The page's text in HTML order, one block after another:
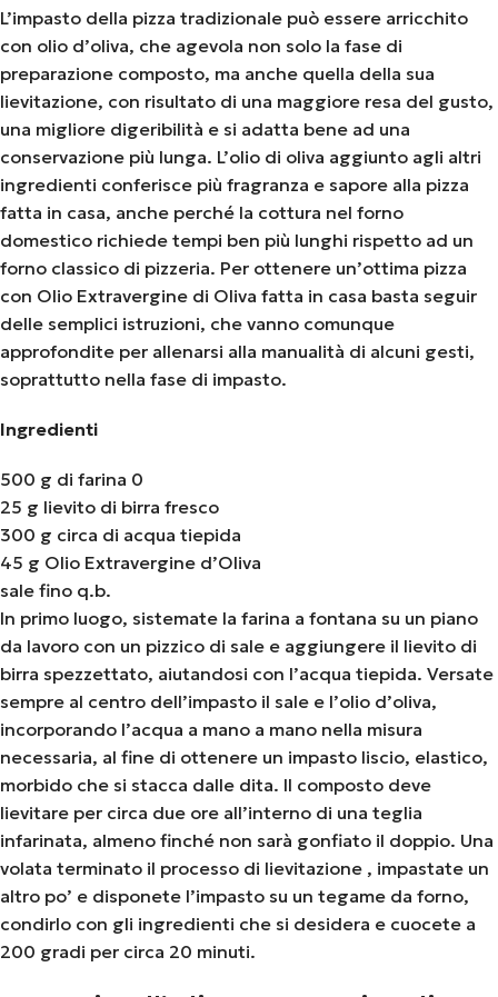
L’impasto della pizza tradizionale può essere arricchito
con olio d’oliva, che agevola non solo la fase di
preparazione composto, ma anche quella della sua
lievitazione, con risultato di una maggiore resa del gusto,
una migliore digeribilità e si adatta bene ad una
conservazione più lunga. L’olio di oliva aggiunto agli altri
ingredienti conferisce più fragranza e sapore alla pizza
fatta in casa, anche perché la cottura nel forno
domestico richiede tempi ben più lunghi rispetto ad un
forno classico di pizzeria. Per ottenere un’ottima pizza
con Olio Extravergine di Oliva fatta in casa basta seguir
delle semplici istruzioni, che vanno comunque
approfondite per allenarsi alla manualità di alcuni gesti,
soprattutto nella fase di impasto.
Ingredienti
500 g di farina 0
25 g lievito di birra fresco
300 g circa di acqua tiepida
45 g Olio Extravergine d’Oliva
sale fino q.b.
In primo luogo, sistemate la farina a fontana su un piano
da lavoro con un pizzico di sale e aggiungere il lievito di
birra spezzettato, aiutandosi con l’acqua tiepida. Versate
sempre al centro dell’impasto il sale e l’olio d’oliva,
incorporando l’acqua a mano a mano nella misura
necessaria, al fine di ottenere un impasto liscio, elastico,
morbido che si stacca dalle dita. Il composto deve
lievitare per circa due ore all’interno di una teglia
infarinata, almeno finché non sarà gonfiato il doppio. Una
volata terminato il processo di lievitazione , impastate un
altro po’ e disponete l’impasto su un tegame da forno,
condirlo con gli ingredienti che si desidera e cuocete a
200 gradi per circa 20 minuti.